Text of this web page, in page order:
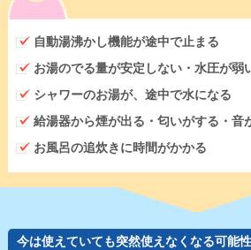
自動湯沸かし機能が途中で止まる
お湯のでる量が安定しない・水圧が弱
シャワーのお湯が、途中で水になる
給湯器から煙が出る・匂いがする・音
お風呂の追炊きに時間がかかる
今は使えていても突然使えなくなる可能